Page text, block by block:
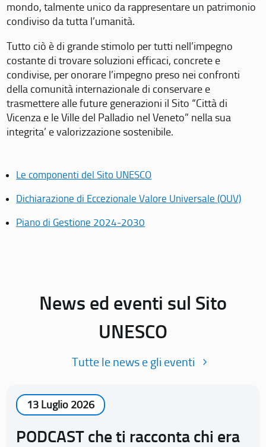
mondo, talmente unico da rappresentare un patrimonio
condiviso da tutta l’umanità.
Tutto ciò è di grande stimolo per tutti nell’impegno
costante di trovare soluzioni efficaci, concrete e
condivise, per onorare l’impegno preso nei confronti
della comunità internazionale di conservare e
trasmettere alle future generazioni il Sito “Città di
Vicenza e le Ville del Palladio nel Veneto” nella sua
integrita’ e valorizzazione sostenibile.
Le componenti del Sito UNESCO
Dichiarazione di Eccezionale Valore Universale (OUV)
Piano di Gestione 2024-2030
News ed eventi sul Sito
UNESCO
Tutte le news e gli eventi
13 Luglio 2026
PODCAST che ti racconta chi era